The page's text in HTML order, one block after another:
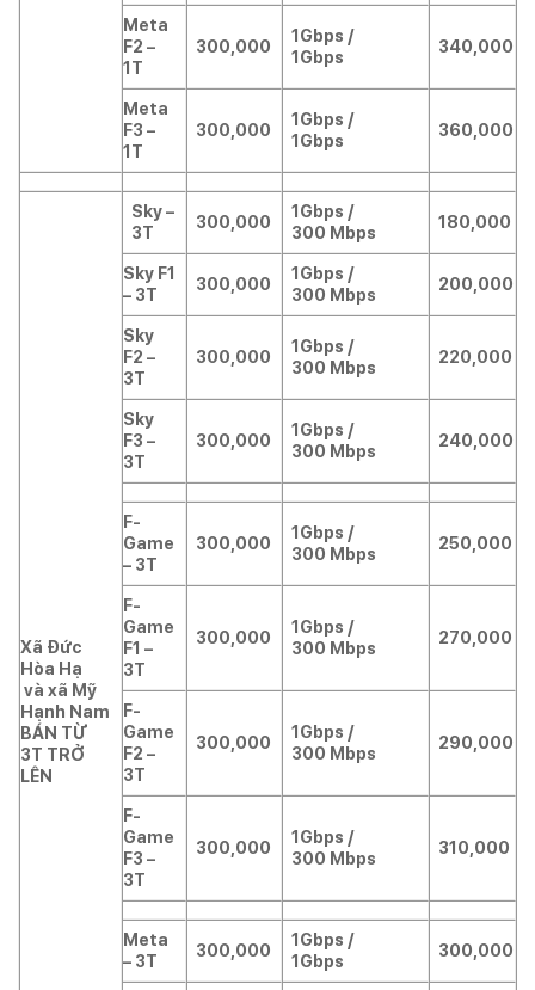
Meta
F2 –
1T
300,000
1Gbps /
1Gbps
340,000
Meta
F3 –
1T
300,000
1Gbps /
1Gbps
360,000
Xã Đức
Hòa Hạ
và xã Mỹ
Hạnh Nam
BÁN TỪ
3T TRỞ
LÊN
Sky –
3T
300,000
1Gbps /
300 Mbps
180,000
Sky F1
– 3T
300,000
1Gbps /
300 Mbps
200,000
Sky
F2 –
3T
300,000
1Gbps /
300 Mbps
220,000
Sky
F3 –
3T
300,000
1Gbps /
300 Mbps
240,000
F-
Game
– 3T
300,000
1Gbps /
300 Mbps
250,000
F-
Game
F1 –
3T
300,000
1Gbps /
300 Mbps
270,000
F-
Game
F2 –
3T
300,000
1Gbps /
300 Mbps
290,000
F-
Game
F3 –
3T
300,000
1Gbps /
300 Mbps
310,000
Meta
– 3T
300,000
1Gbps /
1Gbps
300,000